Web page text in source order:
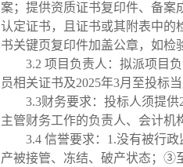
案；提供资质证书复印件、备
认定证书，且证书或其附表中的
书关键页复印件加盖公章，如检
3.2 项目负责人 ：拟派项目
员相关证书及2025年3月至投标
3.3财务要求：投标人须提
主管财务工作的负责人、会计机
3.4 信誉要求： 1.没有被行政
产被接管、冻结、破产状态；③